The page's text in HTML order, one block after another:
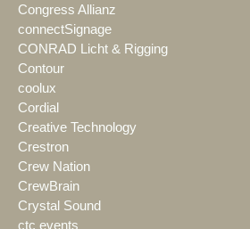
Congress Allianz
connectSignage
CONRAD Licht & Rigging
Contour
coolux
Cordial
Creative Technology
Crestron
Crew Nation
CrewBrain
Crystal Sound
ctc events